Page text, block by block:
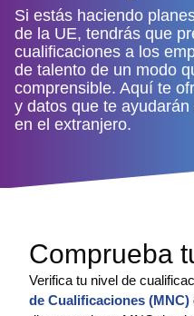
Si estás haciendo
de la UE, tendrás que
cualificaciones a los
de talento de un modo
comprensible. Aquí te
y datos que te
en el extranjero.
Comprueba
Verifica tu nivel de
de Cualificaciones (MNC)